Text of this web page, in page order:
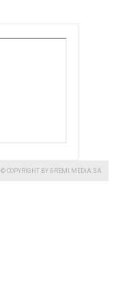
© COPYRIGHT BY GREMI MEDIA SA